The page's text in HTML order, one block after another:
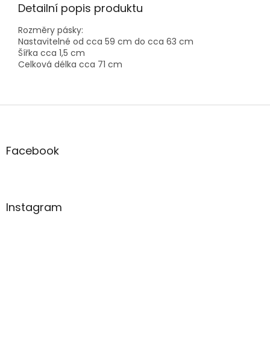
Detailní popis produktu
Rozměry pásky:
Nastavitelné od cca 59 cm do cca 63 cm
Šířka cca 1,5 cm
Celková délka cca 71 cm
Z
aFacebook
Instagram